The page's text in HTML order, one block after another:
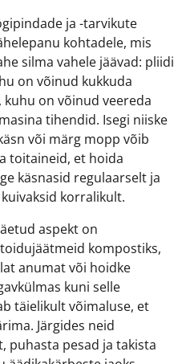
ja -tarvikute
kohtadele, mis
silma vahele jäävad: pliidi
on võinud kukkuda
on võinud veereda
tihendid. Isegi niiske
või märg mopp võib
toitaineid, et hoida
käsnasid regulaarselt ja
korralikult.
aspekt on
kompostiks,
anumat või hoidke
kuni selle
täielikult võimaluse, et
Järgides neid
puhasta pesad ja takista